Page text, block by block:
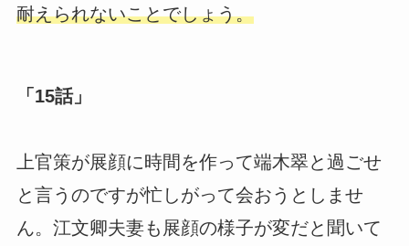
耐えられないことでしょう。
「15話」
上官策が展顔に時間を作って端木翠と過ごせ
と言うのですが忙しがって会おうとしませ
ん。江文卿夫妻も展顔の様子が変だと聞いて